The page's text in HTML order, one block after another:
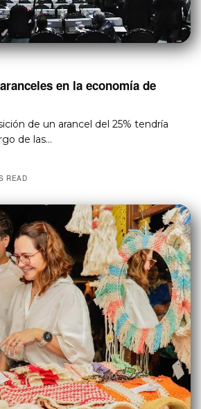
en la economía de
de un arancel del 25% tendría
de las…
READ